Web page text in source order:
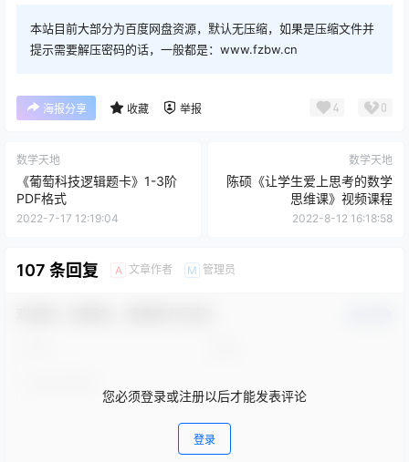
本站目前大部分为百度网盘资源，默认无压缩，如果是压缩文件并
提示需要解压密码的话，一般都是：www.fzbw.cn
海报分享 收藏 举报 4 0
数学天地
《葡萄科技逻辑题卡》1-3阶
PDF格式
2022-7-17 12:19:04
数学天地
陈硕《让学生爱上思考的数学
思维课》视频课程
2022-8-12 16:18:58
107 条回复 A 文章作者 M 管理员
您必须登录或注册以后才能发表评论
登录